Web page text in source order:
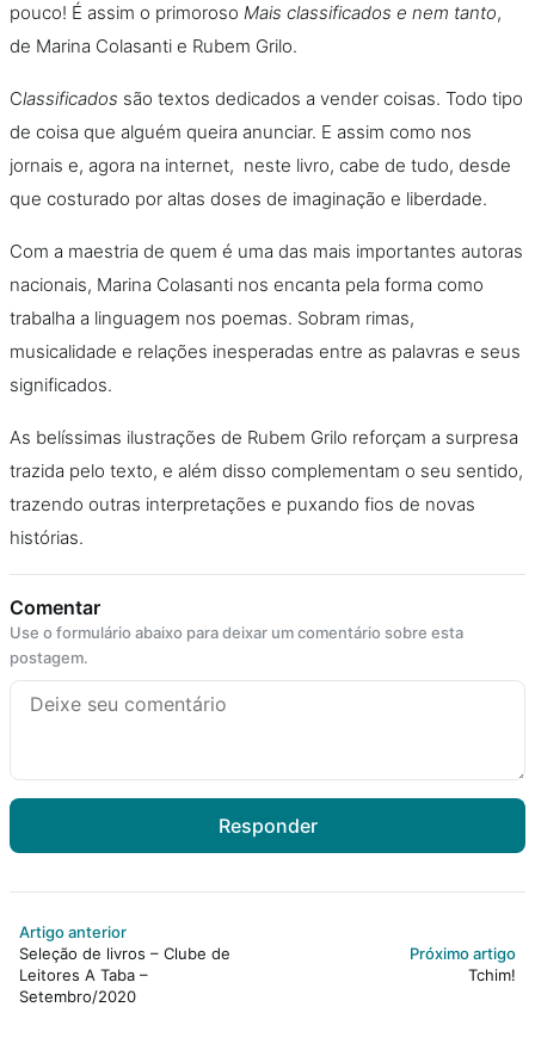
pouco! É assim o primoroso Mais classificados e nem tanto,
de Marina Colasanti e Rubem Grilo.
Classificados são textos dedicados a vender coisas. Todo tipo
de coisa que alguém queira anunciar. E assim como nos
jornais e, agora na internet, neste livro, cabe de tudo, desde
que costurado por altas doses de imaginação e liberdade.
Com a maestria de quem é uma das mais importantes autoras
nacionais, Marina Colasanti nos encanta pela forma como
trabalha a linguagem nos poemas. Sobram rimas,
musicalidade e relações inesperadas entre as palavras e seus
significados.
As belíssimas ilustrações de Rubem Grilo reforçam a surpresa
trazida pelo texto, e além disso complementam o seu sentido,
trazendo outras interpretações e puxando fios de novas
histórias.
Comentar
Use o formulário abaixo para deixar um comentário sobre esta
postagem.
Responder
Artigo anterior
Seleção de livros – Clube de
Leitores A Taba –
Setembro/2020
Próximo artigo
Tchim!